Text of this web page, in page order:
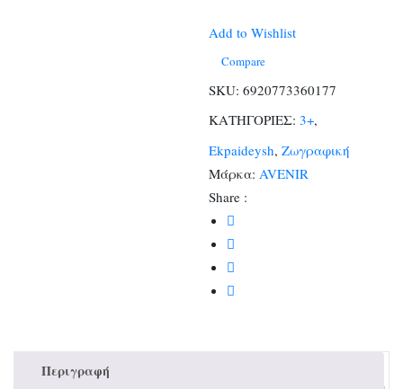
με
12
Κραγιόν
Activity
4
Seasons
Fun
ποσότητα
Add to Wishlist
Compare
SKU: 6920773360177
ΚΑΤΗΓΟΡΙΕΣ: 3+,
Ekpaideysh,Ζωγραφική
Μάρκα: AVENIR
Share :
Περιγραφή